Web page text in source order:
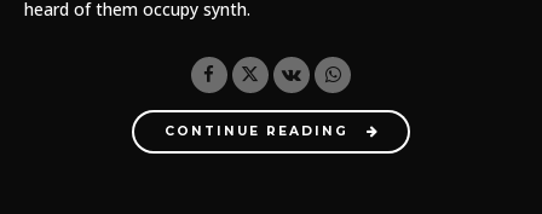
heard of them occupy synth.
CONTINUE READING